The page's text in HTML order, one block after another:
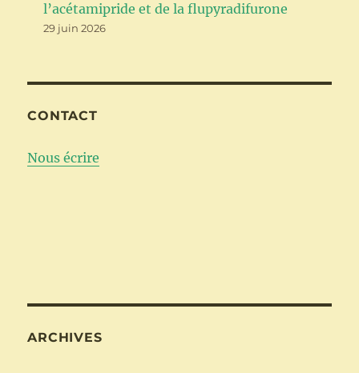
l’acétamipride et de la flupyradifurone
29 juin 2026
CONTACT
Nous écrire
ARCHIVES